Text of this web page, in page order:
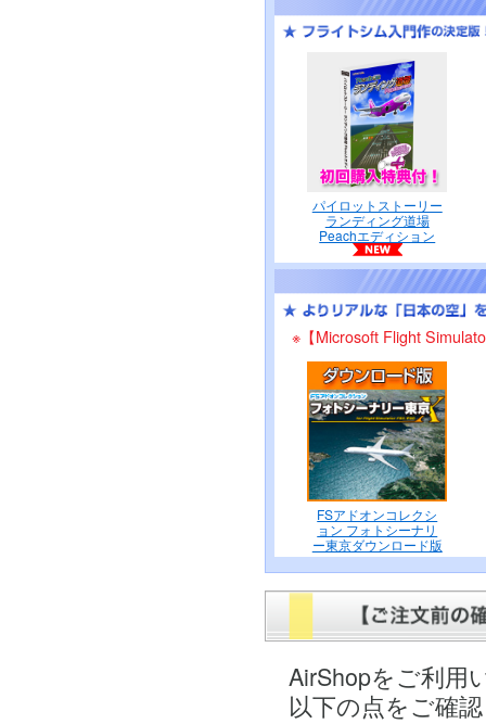
パイロットストーリー
ランディング道場
Peachエディション
※【Microsoft Flight
FSアドオンコレクシ
ョン フォトシーナリ
ー東京ダウンロード版
AirShopをご利用
以下の点をご確